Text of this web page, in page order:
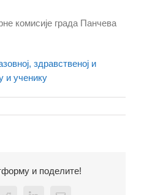
комисије града Панчева
здравственој и
и ученику
и поделите!